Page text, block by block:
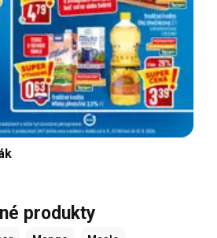
produkty